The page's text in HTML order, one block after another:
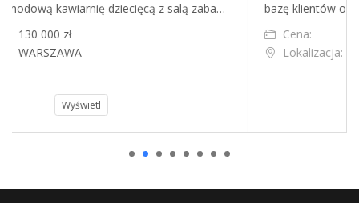
zaba…
bazę klientów oraz realne możliwości zwiększenia